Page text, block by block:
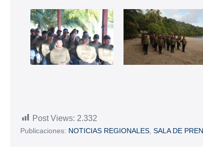
Post Views: 2.332
Publicaciones: NOTICIAS REGIONALES SALA DE